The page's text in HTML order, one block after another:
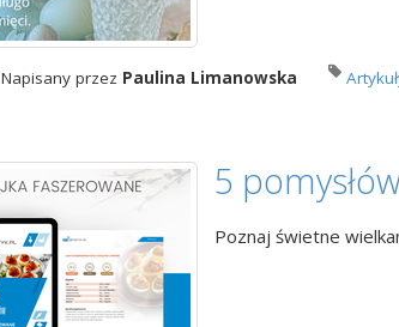
Napisany przez Paulina Limanowska
5
Poznaj świetne